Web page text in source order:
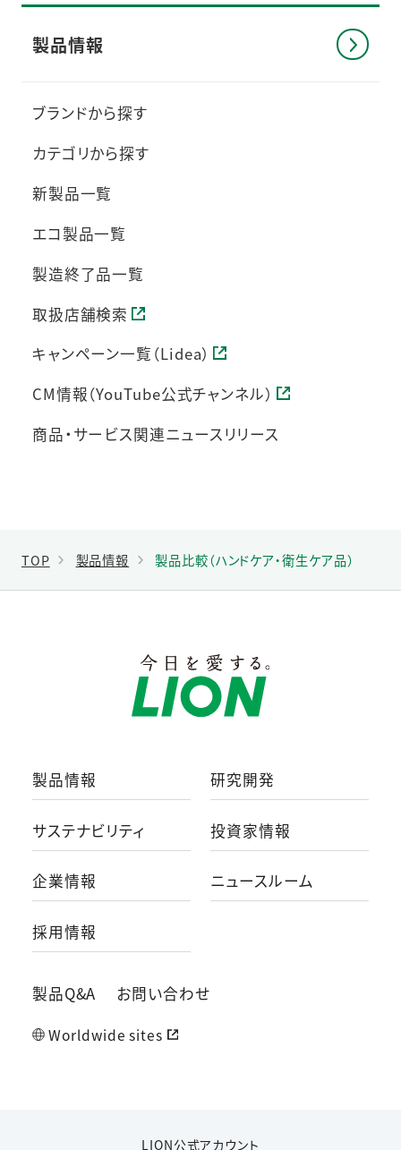
製品情報
ブランドから探す
カテゴリから探す
新製品一覧
エコ製品一覧
製造終了品一覧
取扱店舗検索
キャンペーン一覧（Lidea）
CM情報（YouTube公式チャンネル）
商品・サービス関連ニュースリリース
TOP 製品情報 製品比較（ハンドケア・衛生ケア品）
製品情報 研究開発
サステナビリティ 投資家情報
企業情報 ニュースルーム
採用情報
製品Q&A お問い合わせ
Worldwide sites
LION公式アカウント